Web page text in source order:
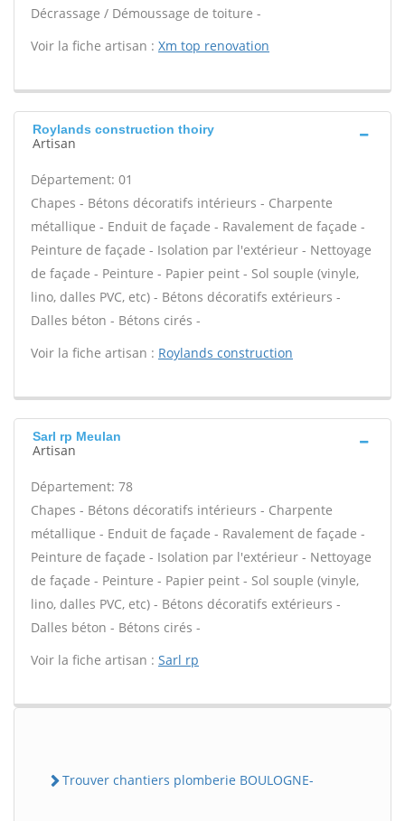
Décrassage / Démoussage de toiture -
Voir la fiche artisan : Xm top renovation
Roylands construction thoiry
Artisan
Département: 01
Chapes - Bétons décoratifs intérieurs - Charpente
métallique - Enduit de façade - Ravalement de façade -
Peinture de façade - Isolation par l'extérieur - Nettoyage
de façade - Peinture - Papier peint - Sol souple (vinyle,
lino, dalles PVC, etc) - Bétons décoratifs extérieurs -
Dalles béton - Bétons cirés -
Voir la fiche artisan : Roylands construction
Sarl rp Meulan
Artisan
Département: 78
Chapes - Bétons décoratifs intérieurs - Charpente
métallique - Enduit de façade - Ravalement de façade -
Peinture de façade - Isolation par l'extérieur - Nettoyage
de façade - Peinture - Papier peint - Sol souple (vinyle,
lino, dalles PVC, etc) - Bétons décoratifs extérieurs -
Dalles béton - Bétons cirés -
Voir la fiche artisan : Sarl rp
Trouver chantiers plomberie BOULOGNE-